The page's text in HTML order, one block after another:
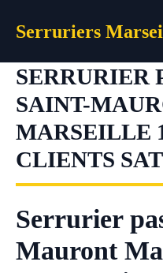
Serruriers
SERRURIER
SAINT-
MARSEILLE
CLIENTS
Serrurier
Mauront